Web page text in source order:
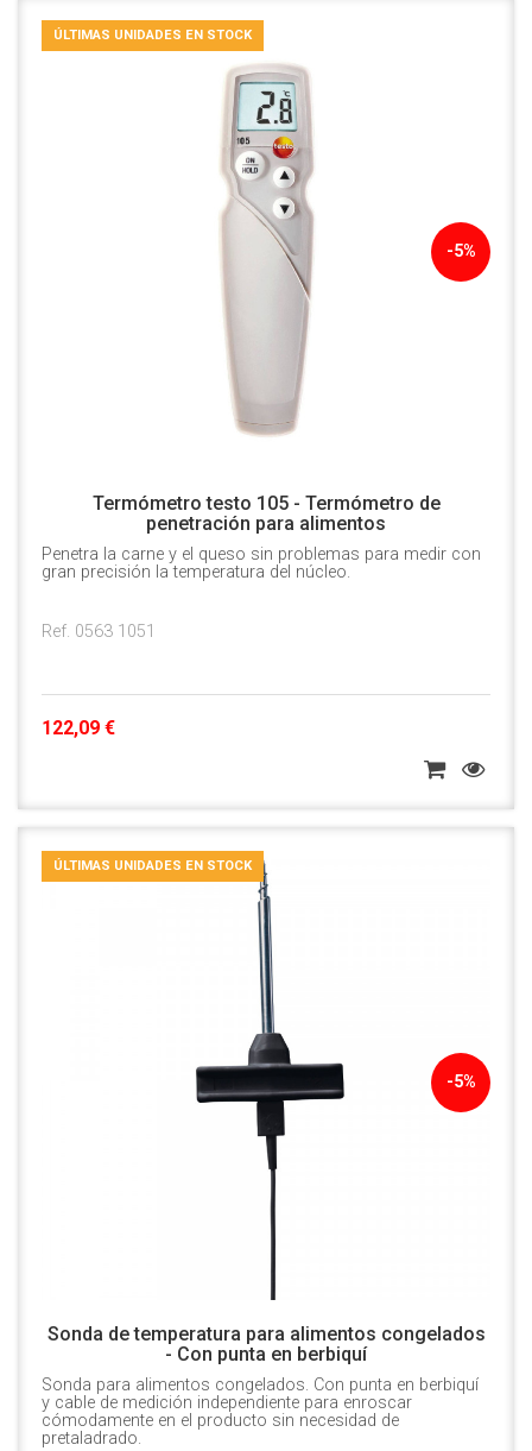
-5%
ÚLTIMAS UNIDADES EN STOCK
Termómetro testo 105 - Termómetro de
penetración para alimentos
Penetra la carne y el queso sin problemas para medir con
gran precisión la temperatura del núcleo.
Ref. 0563 1051
122,09 €
-5%
ÚLTIMAS UNIDADES EN STOCK
Sonda de temperatura para alimentos congelados
- Con punta en berbiquí
Sonda para alimentos congelados. Con punta en berbiquí
y cable de medición independiente para enroscar
cómodamente en el producto sin necesidad de
pretaladrado.